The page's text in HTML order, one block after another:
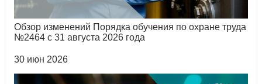
Обзор изменений Порядка обучения по охране труда
№2464 с 31 августа 2026 года
30 июн 2026